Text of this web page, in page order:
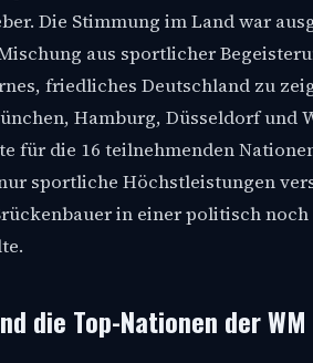
Die Stimmung im Land war
aus sportlicher
friedliches Deutschland zu
Hamburg, Düsseldorf und
für die 16 teilnehmenden
sportliche Höchstleistungen
in einer politisch
die Top-Nationen der WM